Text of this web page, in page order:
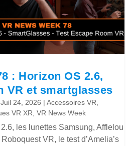
: Horizon OS 2.6,
VR et smartglasses
Juil 24, 2026 |Accessoires VR
VR XR ,VR News Week
les lunettes Samsung, Afflelou
VR, le test d’Amelia’s